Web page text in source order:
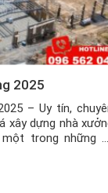
2025
– Uy tín,
xây dựng nhà
trong những từ